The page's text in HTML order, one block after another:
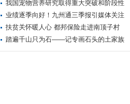
我国宠物营养研究取得重大突破和阶段性
业绩逐季向好！九州通三季报引媒体关注
扶贫关怀暖人心 都邦保险走进南顶子村
踏遍千山只为石——记专画石头的土家族